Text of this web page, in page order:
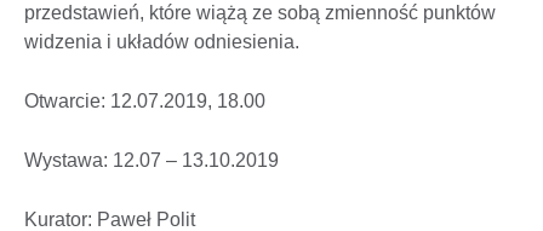
przedstawień, które wiążą ze sobą zmienność punktów
widzenia i układów odniesienia.
Otwarcie: 12.07.2019, 18.00
Wystawa: 12.07 – 13.10.2019
Kurator: Paweł Polit